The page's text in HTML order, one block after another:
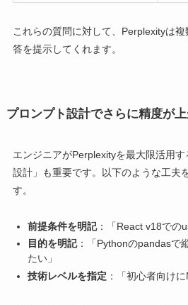
これらの質問に対して、Perplexityは
答を提示してくれます。
プロンプト設計でさらに精度が
エンジニアがPerplexityを最大限活用
設計」も重要です。以下のような工夫
す。
前提条件を明記：「React v18での
目的を明記：「Pythonのpandasで
たい」
技術レベルを指定 ：「初心者向け